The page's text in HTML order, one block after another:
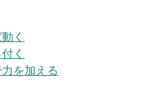
く
く
を加える